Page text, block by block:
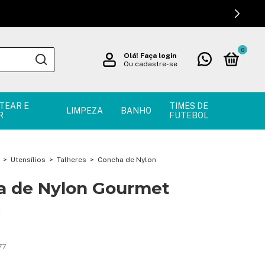
Olá! Faça login
Ou cadastre-se
0
E
LIMPEZA BANHO
TIMES DE
FUTEBOL
> Utensílios > Talheres > Concha de Nylon
de Nylon Gourmet